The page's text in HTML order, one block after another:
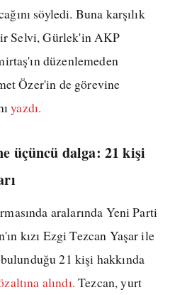
söyledi. Buna karşılık
Selvi, Gürlek'in AKP
düzenlemeden
Özer'in de görevine
yazdı.
üçüncü dalga: 21 kişi
aralarında Yeni Parti
kızı Ezgi Tezcan Yaşar ile
21 kişi hakkında
alındı. Tezcan, yurt